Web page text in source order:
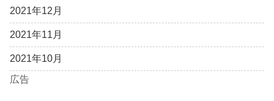
2021年12月
2021年11月
2021年10月
広告